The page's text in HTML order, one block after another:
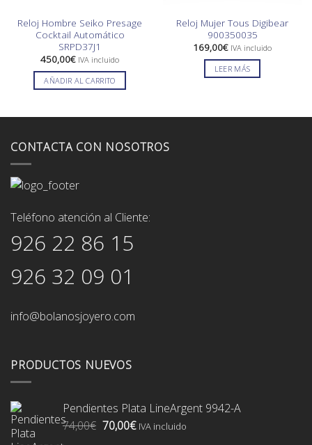
Reloj Hombre Seiko Presage
Cocktail Automático
SRPD37J1
450,00€ IVA incluido
AÑADIR AL CARRITO
Reloj Mujer Tous Digibear
900350035
169,00€ IVA incluido
LEER MÁS
CONTACTA CON NOSOTROS
Teléfono atención al Cliente:
926 22 86 15
926 32 09 01
info@bolanosjoyero.com
PRODUCTOS NUEVOS
Pendientes Plata LineArgent 9942-A
74,00€ El
70,00€ElIVA incluido